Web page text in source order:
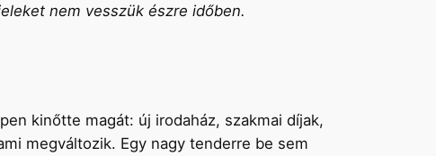
nem vesszük észre időben.
kinőtte magát: új irodaház, szakmai díjak,
megváltozik. Egy nagy tenderre be sem